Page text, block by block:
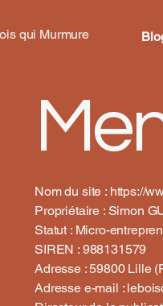
qui Murmure
Nom du site : https://
Propriétaire : Simon
Statut : Micro-
SIREN : 988131579
Adresse : 59800 Lille
Adresse e-mail :